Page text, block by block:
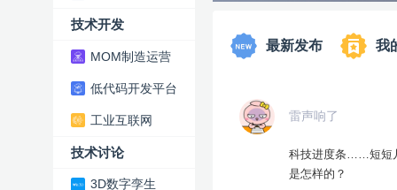
技术开发
MOM制造运营
低代码开发平台
工业互联网
技术讨论
3D数字孪生
最新发布 我
雷声响了
科技进度条……短短
是怎样的？